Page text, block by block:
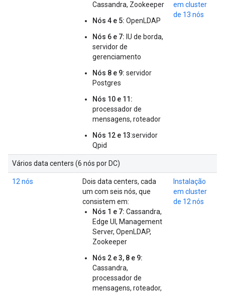
Cassandra, Zookeeper
Nós 4 e 5: OpenLDAP
Nós 6 e 7: IU de borda,
servidor de
gerenciamento
Nós 8 e 9: servidor
Postgres
Nós 10 e 11:
processador de
mensagens, roteador
Nós 12 e 13:servidor
Qpid
em cluster
de 13 nós
Vários data centers (6 nós por DC)
12 nós
Dois data centers, cada
um com seis nós, que
consistem em:
Nós 1 e 7: Cassandra,
Edge UI, Management
Server, OpenLDAP,
Zookeeper
Nós 2 e 3, 8 e 9:
Cassandra,
processador de
mensagens, roteador,
Instalação
em cluster
de 12 nós